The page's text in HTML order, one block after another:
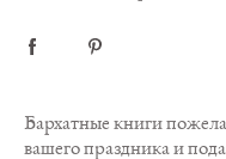
Бархатные книги
вашего праздника и